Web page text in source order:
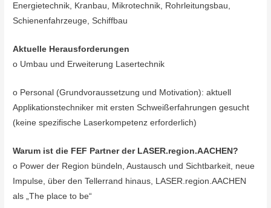
Energietechnik, Kranbau, Mikrotechnik, Rohrleitungsbau,
Schienenfahrzeuge, Schiffbau
Aktuelle Herausforderungen
o Umbau und Erweiterung Lasertechnik
o Personal (Grundvoraussetzung und Motivation): aktuell
Applikationstechniker mit ersten Schweißerfahrungen gesucht
(keine spezifische Laserkompetenz erforderlich)
Warum ist die FEF Partner der LASER.region.AACHEN?
o Power der Region bündeln, Austausch und Sichtbarkeit, neue
Impulse, über den Tellerrand hinaus, LASER.region.AACHEN
als „The place to be“